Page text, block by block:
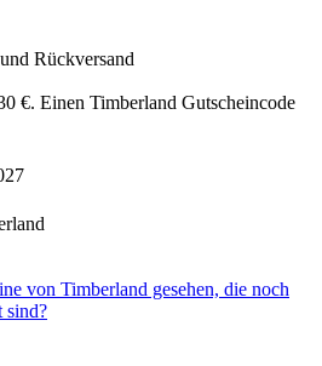
Rückversand
€. Einen Timberland Gutscheincode
von Timberland gesehen, die noch
sind?